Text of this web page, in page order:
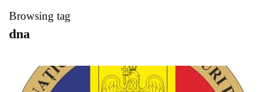
Browsing tag
dna